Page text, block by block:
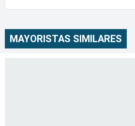
MAYORISTAS SIMILARES